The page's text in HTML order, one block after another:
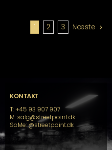
1 2 3 Næste
KONTAKT
T: +45 93 907 907
M: salg@streetpoint.dk
SoMe:@streetpoint.dk